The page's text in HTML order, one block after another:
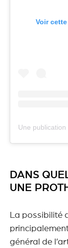
Voir
DANS
UNE
La possibilité
général de